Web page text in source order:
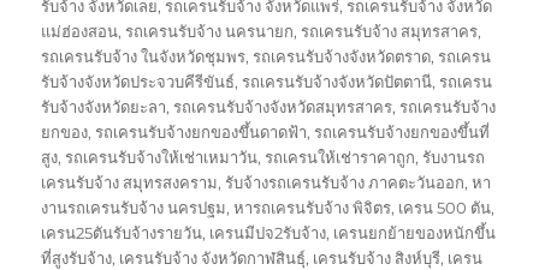
รับจ้าง จังหวัดเลย,รถเครนรับจ้าง จังหวัดแพร่,รถเครนรับจ้าง จังหวัด
แม่ฮ่องสอน,รถเครนรับจ้าง นครนายก,รถเครนรับจ้าง สมุทรสาคร,
รถเครนรับจ้าง ในจังหวัดชุมพร,รถเครนรับจ้างจังหวัดตราด,รถเครน
รับจ้างจังหวัดประจวบคีรีขันธ์,รถเครนรับจ้างจังหวัดปัตตานี,รถเครน
รับจ้างจังหวัดยะลา,รถเครนรับจ้างจังหวัดสมุทรสาคร,รถเครนรับจ้าง
ยกของ,รถเครนรับจ้างยกของขึ้นดาดฟ้า,รถเครนรับจ้างยกของขึ้นที่
สูง,รถเครนรับจ้างให้เช่าเหมาวัน,รถเครนให้เช่าราคาถูก,รับงานรถ
เครนรับจ้าง สมุทรสงคราม,รับจ้างรถเครนรับจ้าง ภาคตะวันออก,หา
งานรถเครนรับจ้าง นครปฐม,หารถเครนรับจ้าง พิจิตร, เครน 500 ตัน,
เครน25ตันรับจ้างรายวัน, เครนมีปจ2รับจ้าง, เครนยกย้ายของหนักขึ้น
ที่สูงรับจ้าง, เครนรับจ้าง จังหวัดกาฬสินธุ์, เครนรับจ้าง สิงห์บุรี, เครน